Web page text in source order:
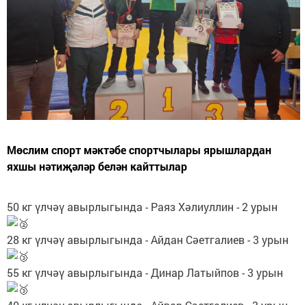
Мөслим спорт мәктәбе спортчылары ярышлардан
яхшы нәтиҗәләр белән кайттылар
50 кг үлчәү авырлыгында - Раяз Хәлиуллин - 2 урын
28 кг үлчәү авырлыгында - Айдан Сәетгалиев - 3 урын
55 кг үлчәү авырлыгында - Динар Латыйпов - 3 урын